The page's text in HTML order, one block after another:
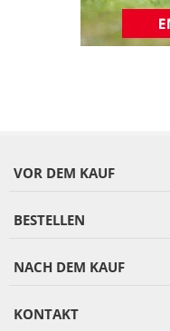
VOR DEM KAUF
BESTELLEN
NACH DEM KAUF
KONTAKT